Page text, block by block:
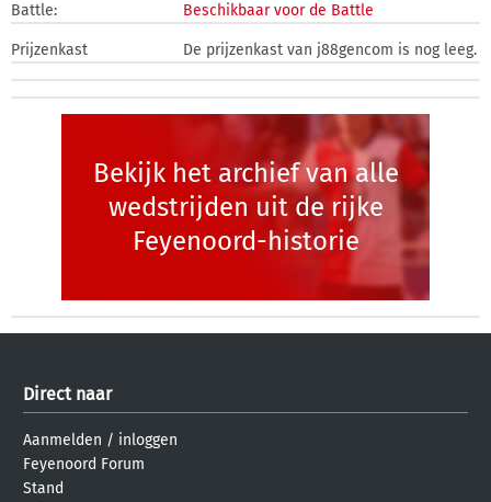
Battle:
Beschikbaar voor de Battle
Prijzenkast De prijzenkast van j88gencom is nog leeg.
Bekijk het archief van alle
wedstrijden uit de rijke
Feyenoord-historie
Direct naar
Aanmelden / inloggen
Feyenoord Forum
Stand